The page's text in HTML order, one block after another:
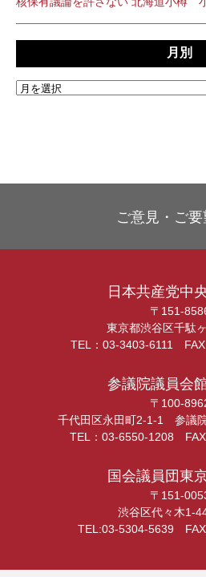
月別
ご意見・ご要
日本共産党中
〒151-
東京都渋谷区千駄
TEL：03-3403-6111
参議院議員会
〒100-
千代田区永田町2-1-1 参議
TEL：03-6550-1208
国会議員団東
〒151-
渋谷区代々木1-
TEL:03-5304-5639